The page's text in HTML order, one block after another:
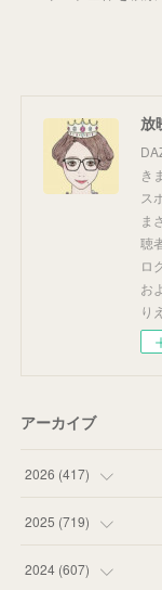
き
ス
ま
聴
ロ
お
り
アーカイブ
2026 (417)
(12
(55
2025 (719)
(75
2024(607)